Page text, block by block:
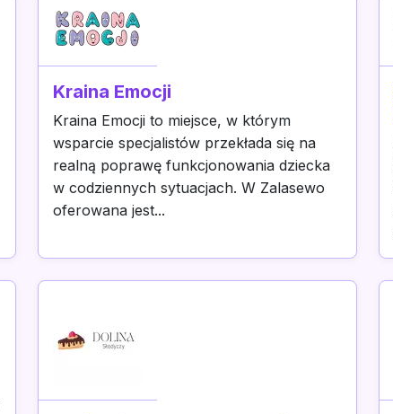
Kraina Emocji
Kraina Emocji to miejsce, w którym
wsparcie specjalistów przekłada się na
realną poprawę funkcjonowania dziecka
w codziennych sytuacjach. W Zalasewo
oferowana jest...